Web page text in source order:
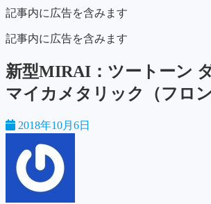
記事内に広告を含みます
記事内に広告を含みます
新型MIRAI：ツートーン
マイカメタリック（フロン
2018年10月6日